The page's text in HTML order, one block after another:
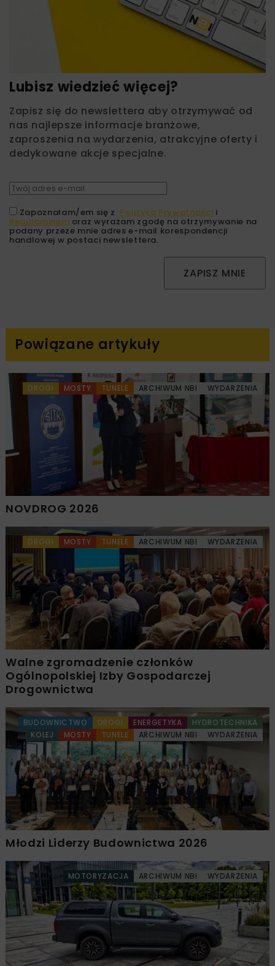
Lubisz wiedzieć więcej?
Zapisz się do newslettera aby otrzymywać od
nas najlepsze informacje branżowe,
zaproszenia na wydarzenia, atrakcyjne oferty i
dedykowane akcje specjalne.
Zapoznałam/em się z Polityką Prywatności i
Regulaminem oraz wyrażam zgodę na otrzymywanie na
podany przeze mnie adres e-mail korespondencji
handlowej w postaci newslettera.
ZAPISZ MNIE
Powiązane artykuły
DROGI MOSTY TUNELE ARCHIWUM NBI WYDARZENIA
NOVDROG 2026
DROGI MOSTY TUNELE ARCHIWUM NBI WYDARZENIA
Walne zgromadzenie członków
Ogólnopolskiej Izby Gospodarczej
Drogownictwa
BUDOWNICTWO DROGI ENERGETYKA
HYDROTECHNIKA
KOLEJ
MOSTY TUNELE ARCHIWUM NBI WYDARZENIA
Młodzi Liderzy Budownictwa 2026
MOTORYZACJA ARCHIWUM NBI WYDARZENIA